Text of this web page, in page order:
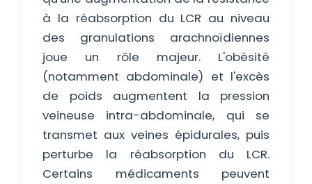
à la réabsorption du LCR au niveau
des granulations arachnoïdiennes
joue un rôle majeur. L'obésité
(notamment abdominale) et l'excès
de poids augmentent la pression
veineuse intra-abdominale, qui se
transmet aux veines épidurales, puis
perturbe la réabsorption du LCR.
Certains médicaments peuvent